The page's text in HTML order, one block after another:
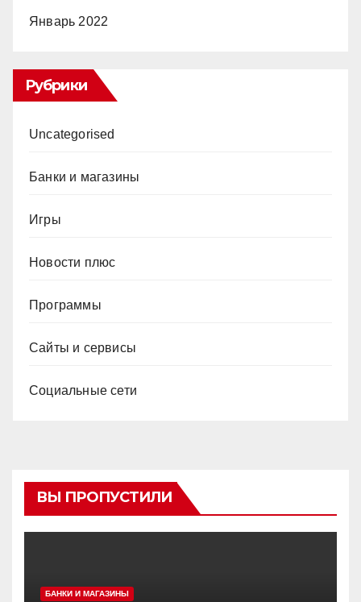
Январь 2022
Рубрики
Uncategorised
Банки и магазины
Игры
Новости плюс
Программы
Сайты и сервисы
Социальные сети
ВЫ ПРОПУСТИЛИ
БАНКИ И МАГАЗИНЫ